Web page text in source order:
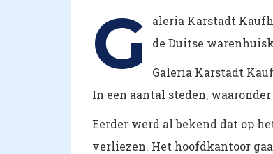
G
aleria Karstadt
de Duitse
Galeria Karstadt
In een aantal steden,
Eerder werd al bekend dat op
verliezen. Het hoofdkantoor